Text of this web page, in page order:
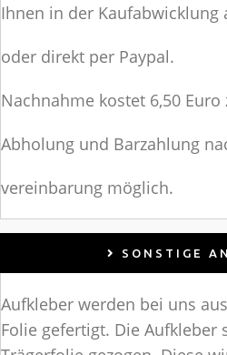
Ihnen in der Kaufabwicklung
oder direkt per Paypal.
Nachnahme kostet 6,50 Euro
Abholung und Barzahlung
vereinbarung möglich.
SONSTIGE
Aufkleber werden bei uns
Folie gefertigt. Die